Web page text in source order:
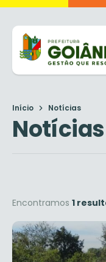
Início Notícias
Notícias
Encontramos 1